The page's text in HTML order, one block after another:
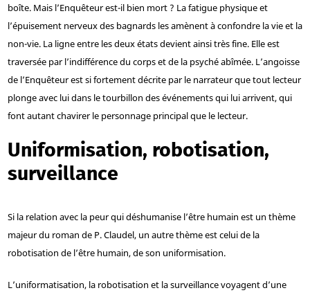
boîte. Mais l’Enquêteur est-il bien mort ? La fatigue physique et
l’épuisement nerveux des bagnards les amènent à confondre la vie et la
non-vie. La ligne entre les deux états devient ainsi très fine. Elle est
traversée par l’indifférence du corps et de la psyché abîmée. L’angoisse
de l’Enquêteur est si fortement décrite par le narrateur que tout lecteur
plonge avec lui dans le tourbillon des événements qui lui arrivent, qui
font autant chavirer le personnage principal que le lecteur.
Uniformisation, robotisation,
surveillance
Si la relation avec la peur qui déshumanise l’être humain est un thème
majeur du roman de P. Claudel, un autre thème est celui de la
robotisation de l’être humain, de son uniformisation.
L’uniformatisation, la robotisation et la surveillance voyagent d’une